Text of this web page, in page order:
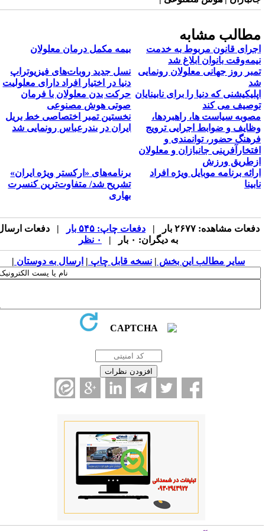
مشابه
قانون مربوط به خدمت
بانوان ابلاغ شد
بیمه مکمل درمان معلولان
روز جهانی معلولان رونمایی
نسل جدید روبات‌های فیزیوتراپ
دنیا در اختیار افراد دارای معلولیت
که دنیا را برای نابینایان
می کند
حرکت بدن معلولان با فرمان
صوتی هوش مصنوعی
سیاست ها، راهبردها،
و ضوابط اجرایی ترویج
حضور، توانمندی و
جانبازان و معلولان
ورزش
نخستین تمبر اختصاصی خط بریل
ایران در بندرعباس رونمایی شد
برنامه موبایل ویژه افراد
برنامه‌های «ارکستر ویژه ایران»
تشریح شد/ متفاوت‌ترین کنسرت
بهاری
مشاهده: ۲۶۷۷ بار | دفعات چاپ: ۵۴۵ بار
| دفعات ارسال
به دیگران: ۰ بار |
سایر مطالب این بخش | نسخه قابل چاپ| ارسال به دوستان|